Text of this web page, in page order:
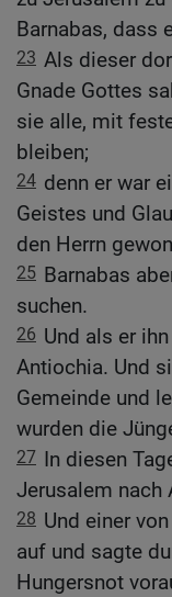
Barnabas, dass
23 Als dieser
Gnade Gottes
sie alle, mit
bleiben;
24 denn er war
Geistes und
den Herrn
25 Barnabas
suchen.
26 Und als er
Antiochia. Und
Gemeinde und
wurden die
27 In diesen
Jerusalem nach
28 Und einer
auf und sagte
Hungersnot